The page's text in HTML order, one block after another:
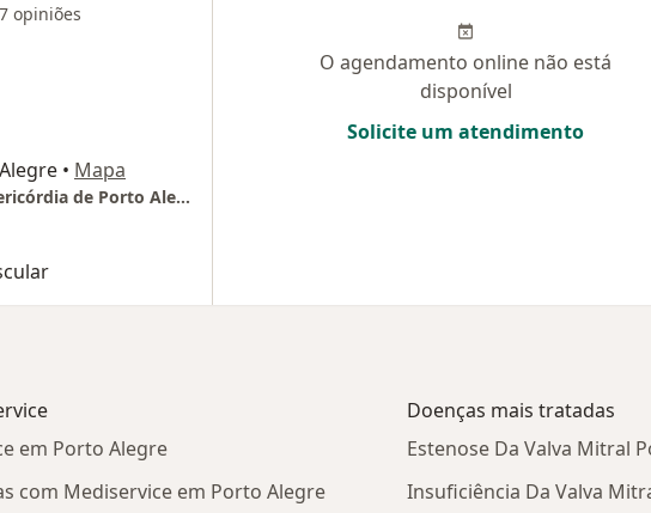
7 opiniões
• Mapa
Irmandade Santa Casa de Misericórdia de Porto Alegre
O agendamento online não está
disponível
Solicite um atendimento
em Porto Alegre
com Mediservice em Porto Alegre
Doenças mais tratadas
Estenose Da Valva Mitral
Insuficiência Da Valva